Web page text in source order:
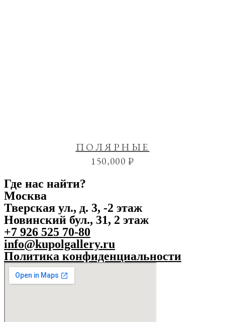
ПОЛЯРНЫЕ
150,000₽
Где нас найти?
Москва
Тверская ул., д. 3, -2 этаж
Новинский бул., 31, 2 этаж
+7 926 525 70-80
info@kupolgallery.ru
Политика конфиденциальности